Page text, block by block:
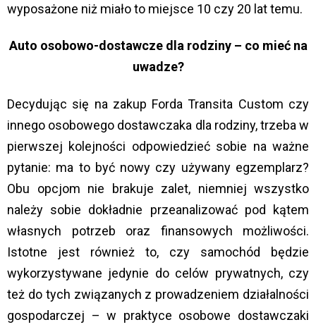
wyposażone niż miało to miejsce 10 czy 20 lat temu.
Auto osobowo-dostawcze dla rodziny – co mieć na
uwadze?
Decydując się na zakup Forda Transita Custom czy
innego osobowego dostawczaka dla rodziny, trzeba w
pierwszej kolejności odpowiedzieć sobie na ważne
pytanie: ma to być nowy czy używany egzemplarz?
Obu opcjom nie brakuje zalet, niemniej wszystko
należy sobie dokładnie przeanalizować pod kątem
własnych potrzeb oraz finansowych możliwości.
Istotne jest również to, czy samochód będzie
wykorzystywane jedynie do celów prywatnych, czy
też do tych związanych z prowadzeniem działalności
gospodarczej – w praktyce osobowe dostawczaki